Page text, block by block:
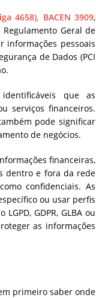
4658), BACEN 3909,
Regulamento Geral de
informações pessoais
de Dados (PCI
que as
serviços financeiros.
pode significar
de negócios.
financeiras,
dentro e fora da rede
confidenciais. As
ou usar perfis
GDPR, GLBA ou
as informações
primeiro saber onde